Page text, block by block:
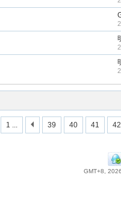
1 ... 39 40 41 42
GMT+8,